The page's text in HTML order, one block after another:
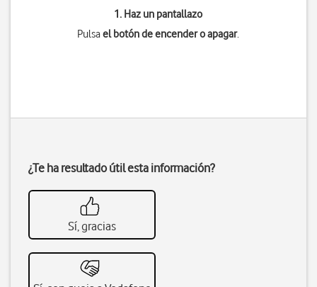
1. Haz un pantallazo
Pulsael botón de encender o apagar.
¿Te ha resultado útil esta información?
Sí, gracias